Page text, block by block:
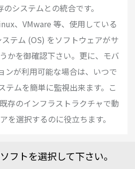
システムとの統合です。
、VMware 等、使用している
テム (OS) をソフトウェアがサ
かを御確認下さい。更に、モバ
ンが利用可能な場合は、いつで
テムを簡単に監視出来ます。こ
存のインフラストラクチャで動
を選択するのに役立ちます。
フトを選択して下さい。